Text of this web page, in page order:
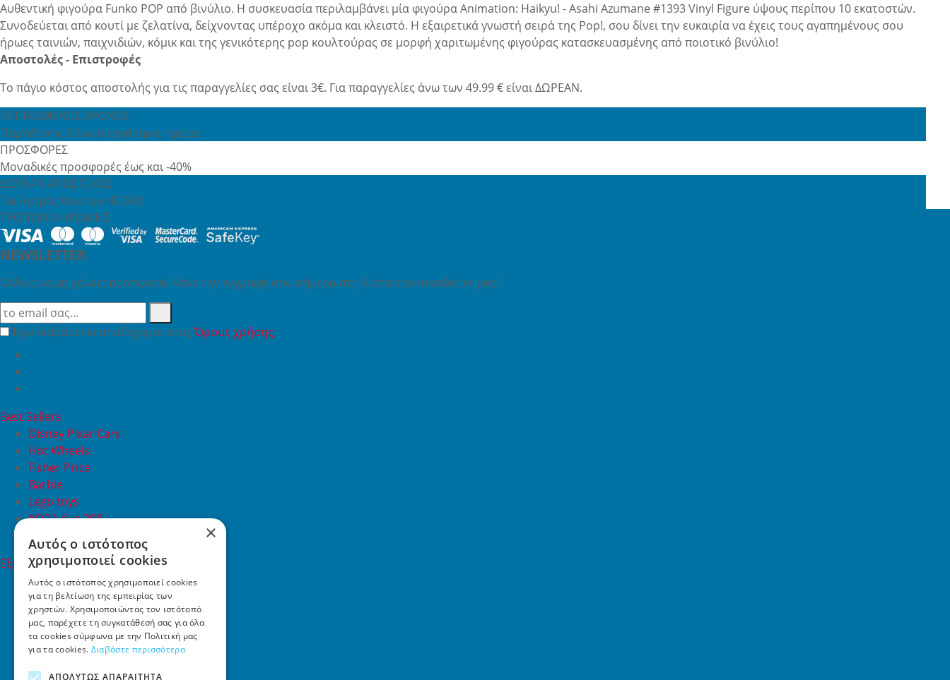
Αυθεντική φιγούρα Funko POP από βινύλιο. Η συσκευασία περιλαμβάνει μία φιγούρα Animation: Haikyu! - Asahi Azumane #1393 Vinyl Figure ύψους περίπου 10 εκατοστών.
Συνοδεύεται από κουτί με ζελατίνα, δείχνοντας υπέροχο ακόμα και κλειστό. Η εξαιρετικά γνωστή σειρά της Pop!, σου δίνει την ευκαιρία να έχεις τους αγαπημένους σου
ήρωες ταινιών, παιχνιδιών, κόμικ και της γενικότερης pop κουλτούρας σε μορφή χαριτωμένης φιγούρας κατασκευασμένης από ποιοτικό βινύλιο!
Αποστολές - Επιστροφές
Το πάγιο κόστος αποστολής για τις παραγγελίες σας είναι 3€. Για παραγγελίες άνω των 49.99 € είναι ΔΩΡΕΑΝ.
ΕΚΤΙΜΩΜΕΝΟΣ ΧΡΟΝΟΣ
Παράδοσης 3 έως 6 εργάσιμες ημέρες
ΠΡΟΣΦΟΡΕΣ
Μοναδικές προσφορές έως και -40%
ΔΩΡΕΑΝ ΑΠΟΣΤΟΛΕΣ
Για Αγορές Άνω των 49,99€
ΤΡΟΠΟΙ ΠΛΗΡΩΜΗΣ
NEWSLETTER
Θέλεις να μη χάνεις προσφορά; Κάνε την εγγραφή σου σήμερα στη λίστα του newsletter μας!
Έχω διαβάσει κι αποδέχομαι τουςΌρους χρήσης
Best Sellers
Disney Pixar Cars
Hot Wheels
Fisher Price
Barbie
Lego toys
ΔΩΡΑ έως 20€
ΠΡΟΣΦΟΡΕΣ
Εξυπηρέτηση Πελατών
Εξυπηρέτηση πελατών
Συχνές ερωτήσεις
Όροι χρήσης
Τρόποι Πληρωμής
Επιστροφές
×
Αυτός ο ιστότοπος
χρησιμοποιεί cookies
Αυτός ο ιστότοπος χρησιμοποιεί cookies
για τη βελτίωση της εμπειρίας των
χρηστών. Χρησιμοποιώντας τον ιστότοπό
μας, παρέχετε τη συγκατάθεσή σας για όλα
τα cookies σύμφωνα με την Πολιτική μας
για τα cookies. Διαβάστε περισσότερα
ΑΠΟΛΎΤΩΣ ΑΠΑΡΑΊΤΗΤΑ